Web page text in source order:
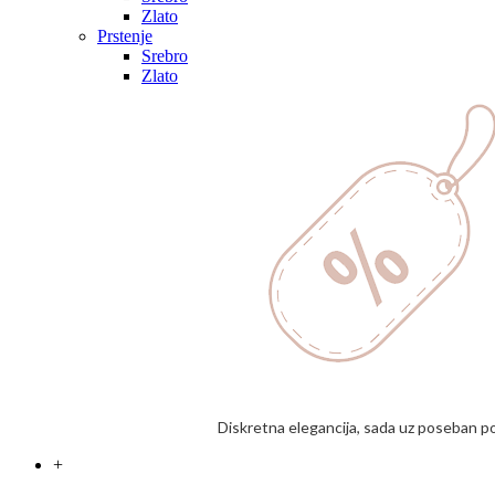
Zlato
Prstenje
Srebro
Zlato
Diskretna elegancija, sada uz poseban
+